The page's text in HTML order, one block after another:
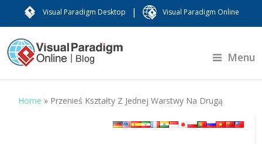
Visual Paradigm Desktop | Visual Paradigm Online
Menu
Home » Przenieś Kształty Z Jednej Warstwy Na Drugą